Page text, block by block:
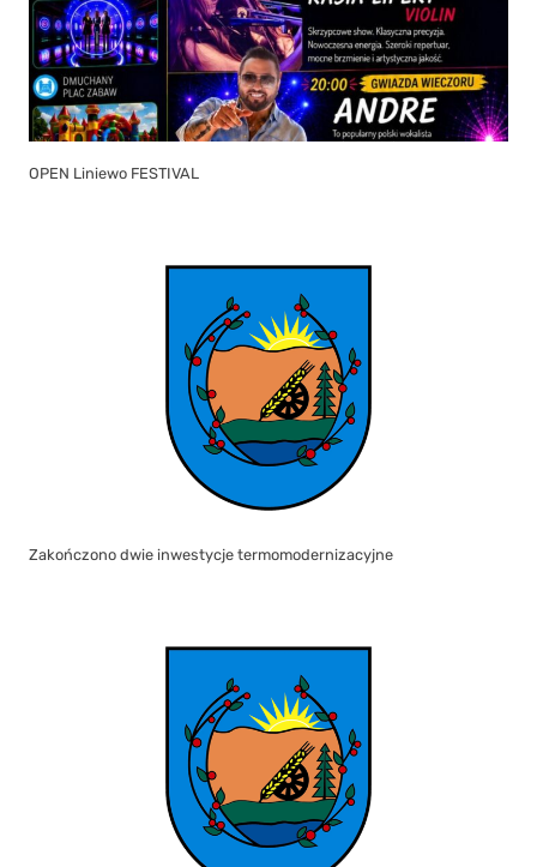
OPEN Liniewo FESTIVAL
Zakończono dwie inwestycje termomodernizacyjne